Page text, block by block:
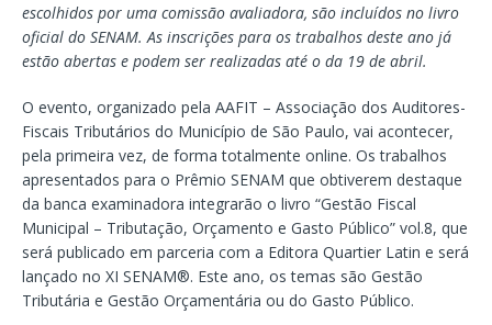
escolhidos por uma comissão avaliadora, são incluídos no livro
oficial do SENAM. As inscrições para os trabalhos deste ano já
estão abertas e podem ser realizadas até o da 19 de abril.
O evento, organizado pela AAFIT – Associação dos Auditores-
Fiscais Tributários do Município de São Paulo, vai acontecer,
pela primeira vez, de forma totalmente online. Os trabalhos
apresentados para o Prêmio SENAM que obtiverem destaque
da banca examinadora integrarão o livro “Gestão Fiscal
Municipal – Tributação, Orçamento e Gasto Público” vol.8, que
será publicado em parceria com a Editora Quartier Latin e será
lançado no XI SENAM®. Este ano, os temas são Gestão
Tributária e Gestão Orçamentária ou do Gasto Público.